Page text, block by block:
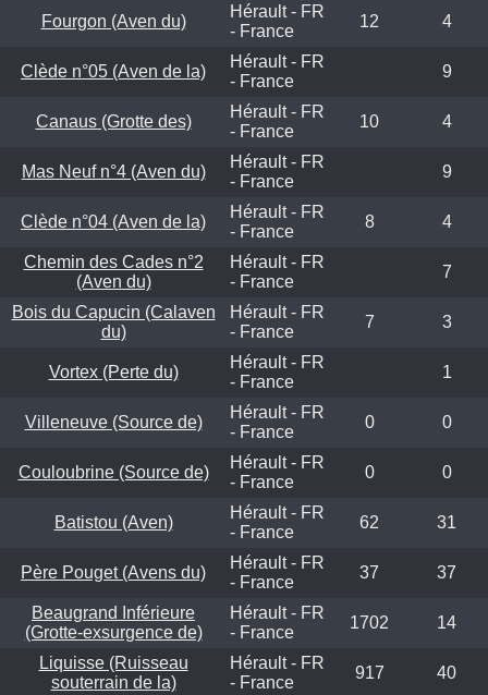
Fourgon (Aven du)
Hérault - FR
- France
12 4
Clède n°05 (Aven de la)
Hérault - FR
- France
9
Canaus (Grotte des)
Hérault - FR
- France
10 4
Mas Neuf n°4 (Aven du)
Hérault - FR
- France
9
Clède n°04 (Aven de la)
Hérault - FR
- France
8 4
Chemin des Cades n°2
(Aven du)
Hérault - FR
- France
7
Bois du Capucin (Calaven
du)
Hérault - FR
- France
7 3
Vortex (Perte du)
Hérault - FR
- France
1
Villeneuve (Source de)
Hérault - FR
- France
0 0
Couloubrine (Source de)
Hérault - FR
- France
0 0
Batistou (Aven)
Hérault - FR
- France
62 31
Père Pouget (Avens du)
Hérault - FR
- France
37 37
Beaugrand Inférieure
(Grotte-exsurgence de)
Hérault - FR
- France
1702 14
Liquisse (Ruisseau
souterrain de la)
Hérault - FR
- France
917 40